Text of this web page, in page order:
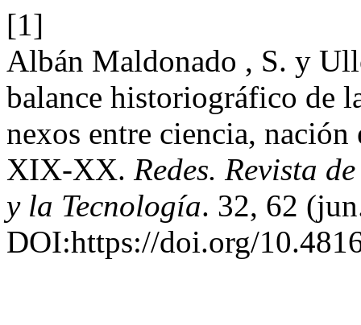
[1]
Albán Maldonado , S. y
balance historiográfico de
nexos entre ciencia,
XIX-XX. Redes. Revista
y la Tecnología. 32, 62
DOI:https://doi.org/